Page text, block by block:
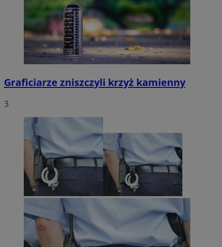
Graficiarze zniszczyli krzyż kamienny
3